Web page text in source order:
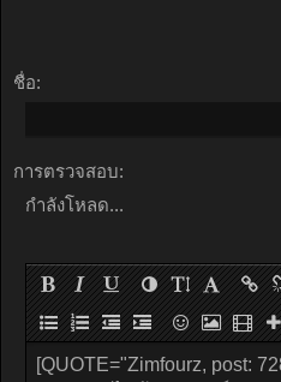
ชื่อ:
การตรวจสอบ:
กำลังโหลด...